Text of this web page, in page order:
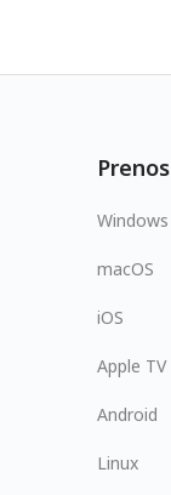
Prenos
Windows
macOS
iOS
Apple TV
Android
Linux